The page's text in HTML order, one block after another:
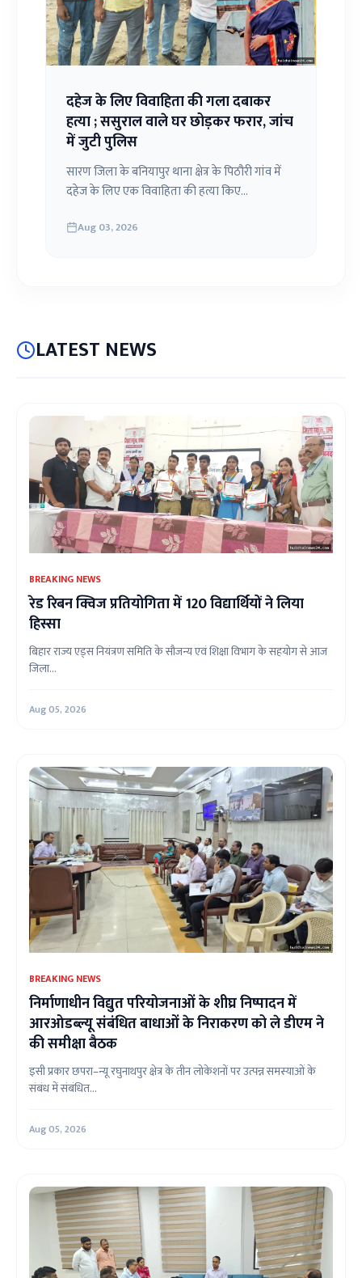
दहेज के लिए विवाहिता की गला दबाकर
हत्या ; ससुराल वाले घर छोड़कर फरार, जांच
में जुटी पुलिस
सारण जिला के बनियापुर थाना क्षेत्र के पिठौरी गांव में
दहेज के लिए एक विवाहिता की हत्या किए...
Aug 03, 2026
LATEST NEWS
BREAKING NEWS
रेड रिबन क्विज प्रतियोगिता में 120 विद्यार्थियों ने लिया
हिस्सा
बिहार राज्य एड्स नियंत्रण समिति के सौजन्य एवं शिक्षा विभाग के सहयोग से आज
जिला...
Aug 05, 2026
BREAKING NEWS
निर्माणाधीन विद्युत परियोजनाओं के शीघ्र निष्पादन में
आरओडब्ल्यू संबंधित बाधाओं के निराकरण को ले डीएम ने
की समीक्षा बैठक
इसी प्रकार छपरा–न्यू रघुनाथपुर क्षेत्र के तीन लोकेशनों पर उत्पन्न समस्याओं के
संबंध में संबंधित...
Aug 05, 2026